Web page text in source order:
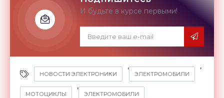
И будьте в курсе первыми!
НОВОСТИ ЭЛЕКТРОНИКИ
,
ЭЛЕКТРОМОБИЛИ
,
МОТОЦИКЛЫ
,
ЭЛЕКТРОМОБИЛИ